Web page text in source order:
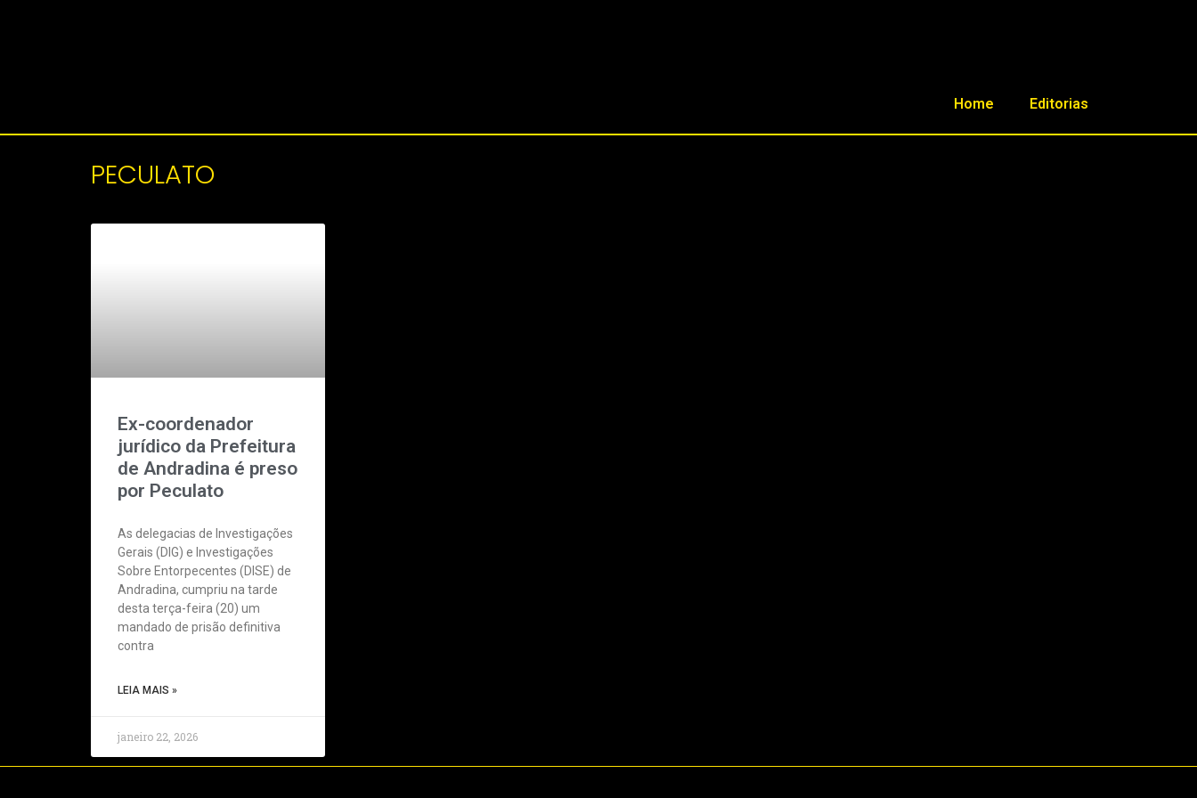
Home Editorias
PECULATO
Ex-coordenador
jurídico da Prefeitura
de Andradina é preso
por Peculato
As delegacias de Investigações
Gerais (DIG) e Investigações
Sobre Entorpecentes (DISE) de
Andradina, cumpriu na tarde
desta terça-feira (20) um
mandado de prisão definitiva
contra
LEIA MAIS »
janeiro 22, 2026